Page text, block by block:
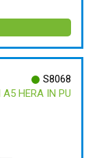
S8068
HERA IN PU